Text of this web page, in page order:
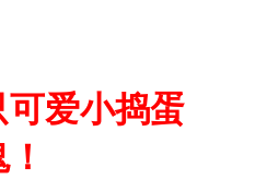
爱小捣蛋